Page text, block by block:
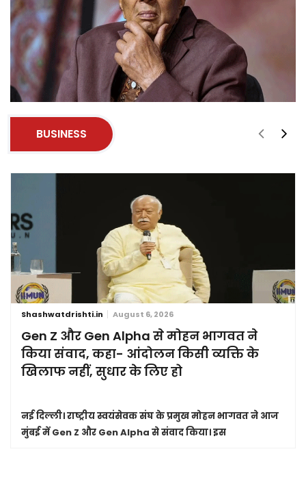
BUSINESS
Shashwatdrishti.in August 6, 2026
Gen Z और Gen Alpha से मोहन भागवत ने
किया संवाद, कहा- आंदोलन किसी व्यक्ति के
खिलाफ नहीं, सुधार के लिए हो
नई दिल्ली।राष्ट्रीय स्वयंसेवक संघ के प्रमुख मोहन भागवत ने आज
मुंबई में Gen Z और Gen Alpha से संवाद किया। इस